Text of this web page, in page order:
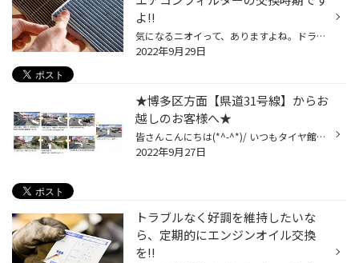
よ!!
気になるニオイって、ありますよね。ドラッグストアに行くとさまざまな消臭剤がずらりと並んでいますし、洗濯する際に消臭抗菌効果のある柔軟剤を使ったりと、ひと昔前より臭いに敏感になっているのかなぁなんて思ったりもしますが、爽やかな香りに包まれているほうが、やっぱり気持ちいいものです...
2022年9月29日
★博多区方面【県道31号線】からお
越しのお客様へ★
皆さんこんにちは(*^-^*)/ いつもタイヤ館春日店のHPをご覧いただき 誠にありがとうございます(≧▽≦)♪ 博多区方面からお越しのお客様へご案内です！ 県道31号線から入られると入りにくく大変危険な為、 タイヤ館手前に、セブンイレブンがございます 光町交差点を右折いただき、次の信号を左折いただ...
2022年9月27日
トラブルなく好調を維持したいな
ら、定期的にエンジンオイル交換
を!!